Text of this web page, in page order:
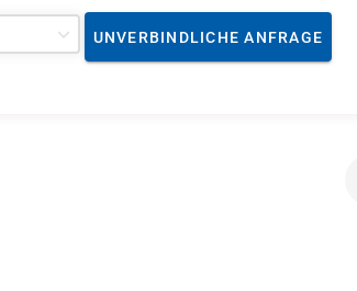
UNVERBINDLICHE ANFRAGE